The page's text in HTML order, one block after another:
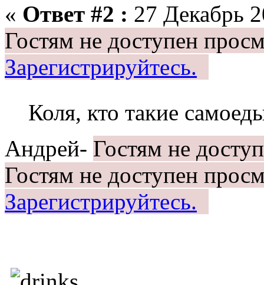
« Ответ #2 : 27 Декабрь
Гостям не доступен
Зарегистрируйтесь.
Коля, кто такие
Андрей- Гостям не
Гостям не доступен
Зарегистрируйтесь.